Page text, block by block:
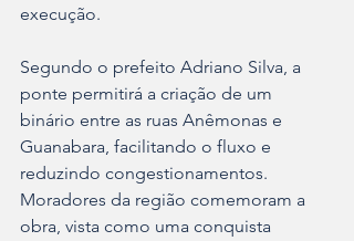
execução.
Segundo o prefeito Adriano Silva, a
ponte permitirá a criação de um
binário entre as ruas Anêmonas e
Guanabara, facilitando o fluxo e
reduzindo congestionamentos.
Moradores da região comemoram a
obra, vista como uma conquista